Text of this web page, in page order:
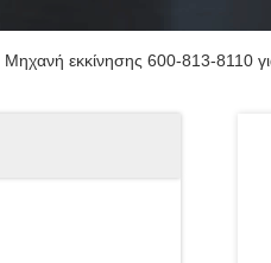
Μηχανή εκκίνησης 600-813-8110